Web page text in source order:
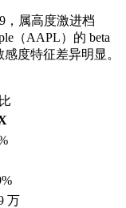
，属高度激进档
（AAPL）的 beta
度特征差异明显。
万